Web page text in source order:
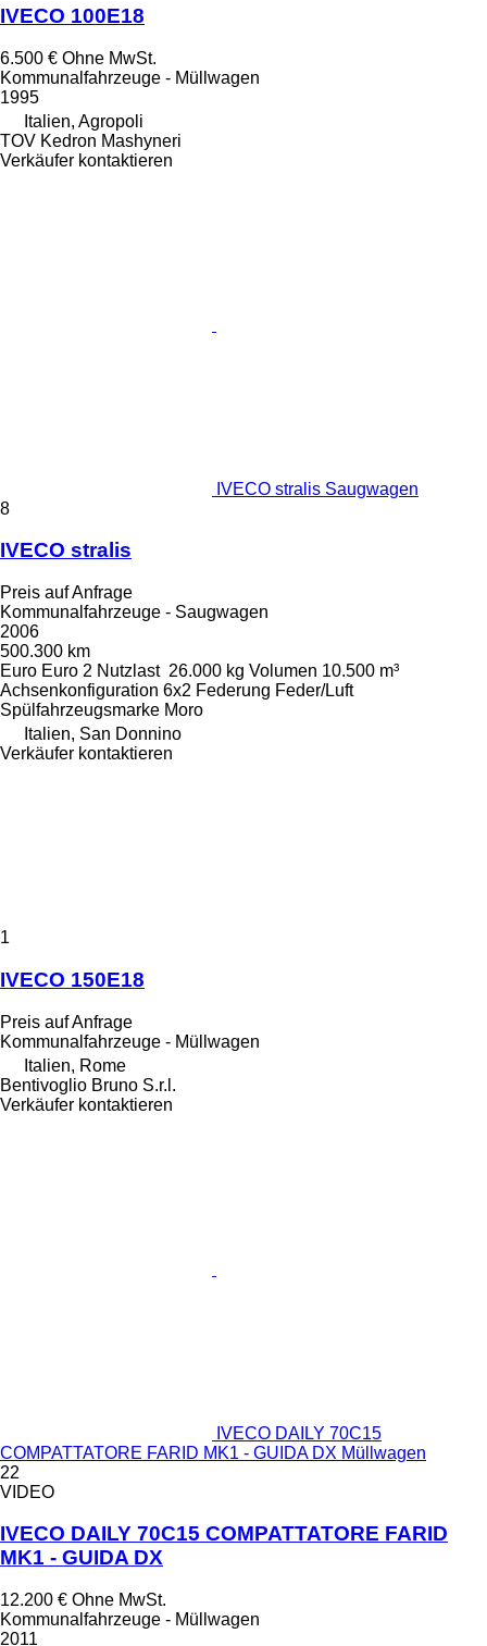
IVECO 100E18
6.500 € Ohne MwSt.
Kommunalfahrzeuge - Müllwagen
1995
Italien, Agropoli
TOV Kedron Mashyneri
Verkäufer kontaktieren
IVECO stralis Saugwagen
8
IVECO stralis
Preis auf Anfrage
Kommunalfahrzeuge - Saugwagen
2006
500.300 km
Euro Euro 2 Nutzlast 26.000 kg Volumen 10.500 m³
Achsenkonfiguration 6x2 Federung Feder/Luft
Spülfahrzeugsmarke Moro
Italien, San Donnino
Verkäufer kontaktieren
1
IVECO 150E18
Preis auf Anfrage
Kommunalfahrzeuge - Müllwagen
Italien, Rome
Bentivoglio Bruno S.r.l.
Verkäufer kontaktieren
IVECO DAILY 70C15
COMPATTATORE FARID MK1 - GUIDA DX Müllwagen
22
VIDEO
IVECO DAILY 70C15 COMPATTATORE FARID
MK1 - GUIDA DX
12.200 € Ohne MwSt.
Kommunalfahrzeuge - Müllwagen
2011